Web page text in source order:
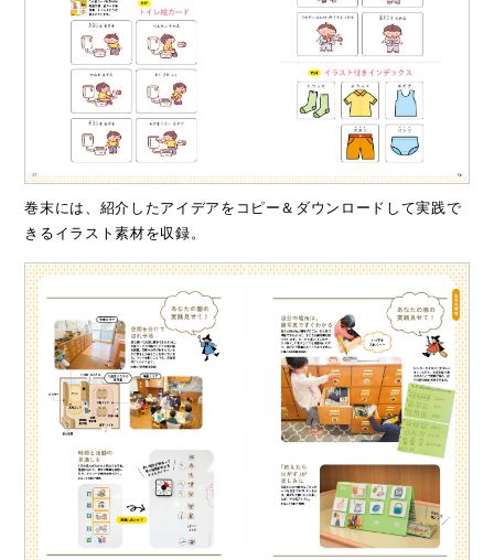
巻末には、紹介したアイデアをコピー＆ダウンロードして実践で
きるイラスト素材を収録。